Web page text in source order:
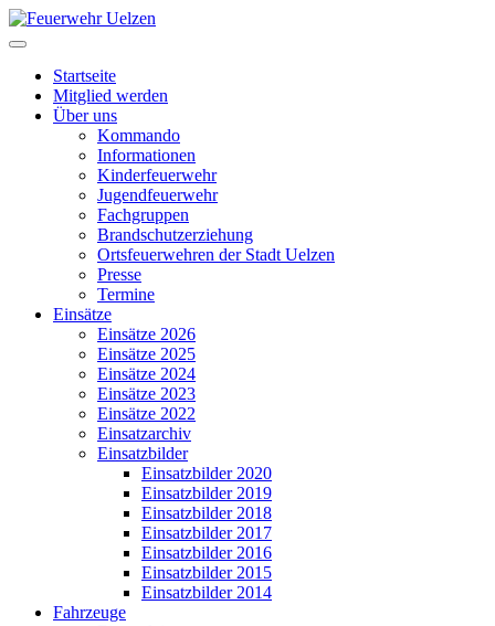
Startseite
Mitglied werden
Über uns
Kommando
Informationen
Kinderfeuerwehr
Jugendfeuerwehr
Fachgruppen
Brandschutzerziehung
Ortsfeuerwehren der Stadt Uelzen
Presse
Termine
Einsätze
Einsätze 2026
Einsätze 2025
Einsätze 2024
Einsätze 2023
Einsätze 2022
Einsatzarchiv
Einsatzbilder
Einsatzbilder 2020
Einsatzbilder 2019
Einsatzbilder 2018
Einsatzbilder 2017
Einsatzbilder 2016
Einsatzbilder 2015
Einsatzbilder 2014
Fahrzeuge